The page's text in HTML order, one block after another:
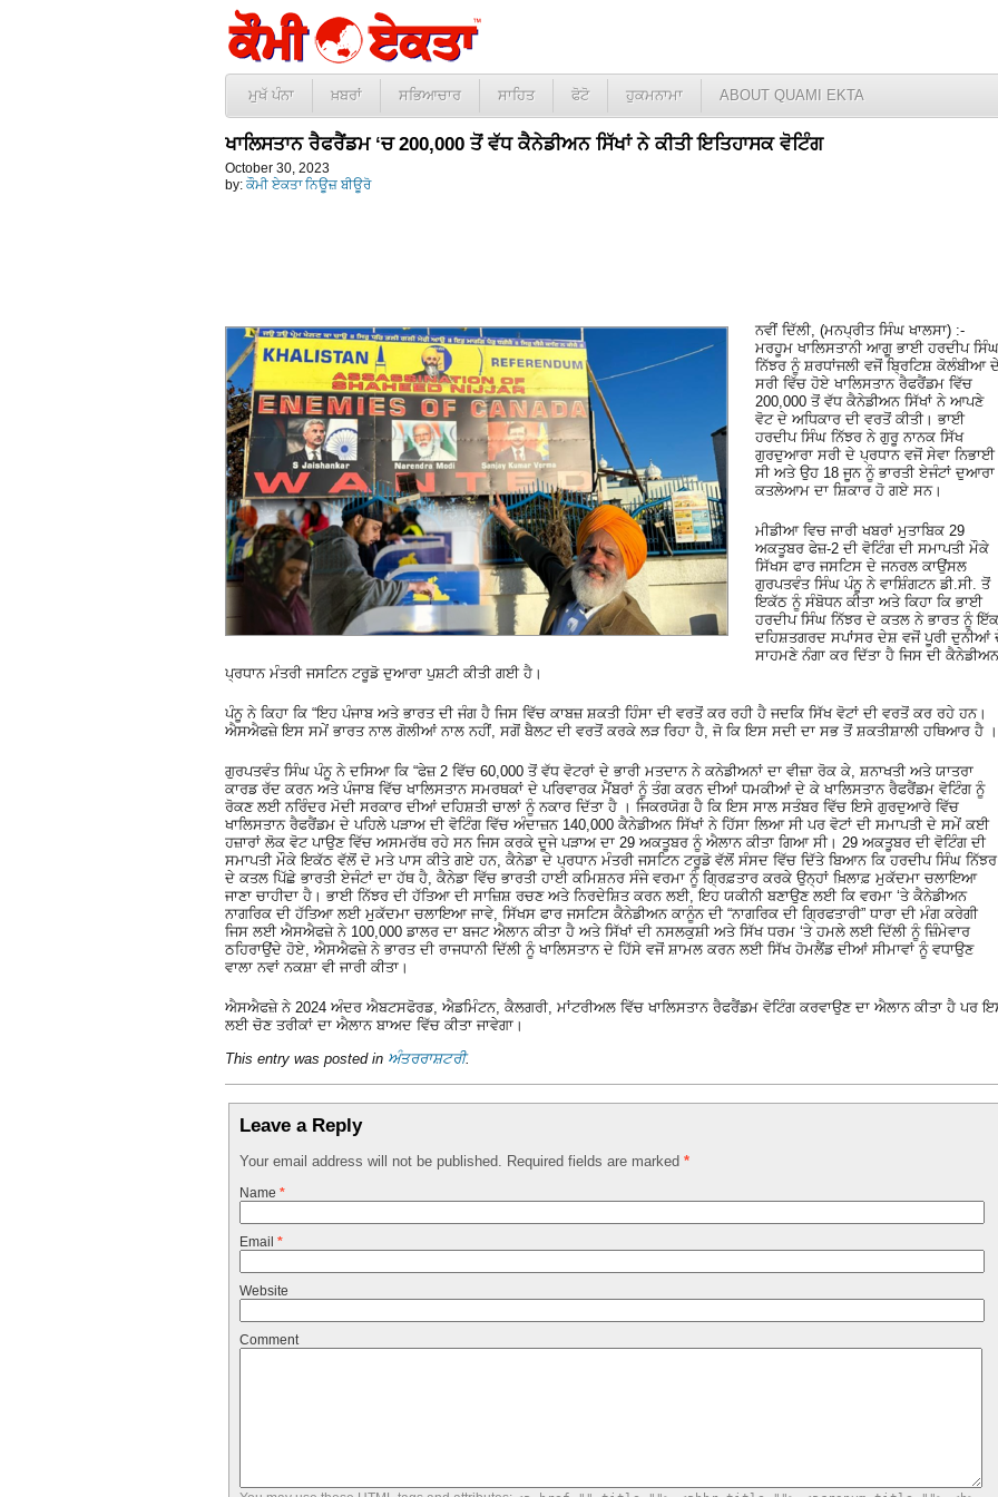
ਮੁਖੱ ਪੰਨਾ ਖ਼ਬਰਾਂ ਸਭਿਆਚਾਰ ਸਾਹਿਤ ਫੋਟੋ ਹੁਕਮਨਾਮਾ ABOUT QUAMI EKTA
ਖਾਲਿਸਤਾਨ ਰੈਫਰੈਂਡਮ ‘ਚ 200,000 ਤੋਂ ਵੱਧ ਕੈਨੇਡੀਅਨ ਸਿੱਖਾਂ ਨੇ ਕੀਤੀ ਇਤਿਹਾਸਕ ਵੋਟਿੰਗ
October 30, 2023
by: ਕੌਮੀ ਏਕਤਾ ਨਿਊਜ਼ ਬੀਊਰੋ
ਨਵੀਂ ਦਿੱਲੀ, (ਮਨਪ੍ਰੀਤ ਸਿੰਘ ਖਾਲਸਾ) :-
ਮਰਹੂਮ ਖਾਲਿਸਤਾਨੀ ਆਗੂ ਭਾਈ ਹਰਦੀਪ ਸਿੰਘ
ਨਿੱਝਰ ਨੂੰ ਸ਼ਰਧਾਂਜਲੀ ਵਜੋਂ ਬ੍ਰਿਟਿਸ਼ ਕੋਲੰਬੀਆ
ਸਰੀ ਵਿੱਚ ਹੋਏ ਖਾਲਿਸਤਾਨ ਰੈਫਰੈਂਡਮ ਵਿੱਚ
200,000 ਤੋਂ ਵੱਧ ਕੈਨੇਡੀਅਨ ਸਿੱਖਾਂ ਨੇ ਆਪਣੇ
ਵੋਟ ਦੇ ਅਧਿਕਾਰ ਦੀ ਵਰਤੋਂ ਕੀਤੀ। ਭਾਈ
ਹਰਦੀਪ ਸਿੰਘ ਨਿੱਝਰ ਨੇ ਗੁਰੂ ਨਾਨਕ ਸਿੱਖ
ਗੁਰਦੁਆਰਾ ਸਰੀ ਦੇ ਪ੍ਰਧਾਨ ਵਜੋਂ ਸੇਵਾ ਨਿਭਾਈ
ਸੀ ਅਤੇ ਉਹ 18 ਜੂਨ ਨੂੰ ਭਾਰਤੀ ਏਜੰਟਾਂ ਦੁਆਰਾ
ਕਤਲੇਆਮ ਦਾ ਸ਼ਿਕਾਰ ਹੋ ਗਏ ਸਨ।
ਮੀਡੀਆ ਵਿਚ ਜਾਰੀ ਖਬਰਾਂ ਮੁਤਾਬਿਕ 29
ਅਕਤੂਬਰ ਫੇਜ਼-2 ਦੀ ਵੋਟਿੰਗ ਦੀ ਸਮਾਪਤੀ ਮੌਕੇ
ਸਿੱਖਸ ਫਾਰ ਜਸਟਿਸ ਦੇ ਜਨਰਲ ਕਾਉਂਸਲ
ਗੁਰਪਤਵੰਤ ਸਿੰਘ ਪੰਨੂ ਨੇ ਵਾਸ਼ਿੰਗਟਨ ਡੀ.ਸੀ. ਤੋਂ
ਇਕੱਠ ਨੂੰ ਸੰਬੋਧਨ ਕੀਤਾ ਅਤੇ ਕਿਹਾ ਕਿ ਭਾਈ
ਹਰਦੀਪ ਸਿੰਘ ਨਿੱਝਰ ਦੇ ਕਤਲ ਨੇ ਭਾਰਤ ਨੂੰ ਇੱਕ
ਦਹਿਸ਼ਤਗਰਦ ਸਪਾਂਸਰ ਦੇਸ਼ ਵਜੋਂ ਪੂਰੀ ਦੁਨੀਆਂ
ਸਾਹਮਣੇ ਨੰਗਾ ਕਰ ਦਿੱਤਾ ਹੈ ਜਿਸ ਦੀ ਕੈਨੇਡੀਅਨ
ਪ੍ਰਧਾਨ ਮੰਤਰੀ ਜਸਟਿਨ ਟਰੂਡੋ ਦੁਆਰਾ ਪੁਸ਼ਟੀ ਕੀਤੀ ਗਈ ਹੈ।
ਪੰਨੂ ਨੇ ਕਿਹਾ ਕਿ “ਇਹ ਪੰਜਾਬ ਅਤੇ ਭਾਰਤ ਦੀ ਜੰਗ ਹੈ ਜਿਸ ਵਿੱਚ ਕਾਬਜ਼ ਸ਼ਕਤੀ ਹਿੰਸਾ ਦੀ ਵਰਤੋਂ ਕਰ ਰਹੀ ਹੈ ਜਦਕਿ ਸਿੱਖ ਵੋਟਾਂ ਦੀ ਵਰਤੋਂ ਕਰ ਰਹੇ ਹਨ।
ਐਸਐਫਜ਼ੇ ਇਸ ਸਮੇਂ ਭਾਰਤ ਨਾਲ ਗੋਲੀਆਂ ਨਾਲ ਨਹੀਂ, ਸਗੋਂ ਬੈਲਟ ਦੀ ਵਰਤੋਂ ਕਰਕੇ ਲੜ ਰਿਹਾ ਹੈ, ਜੋ ਕਿ ਇਸ ਸਦੀ ਦਾ ਸਭ ਤੋਂ ਸ਼ਕਤੀਸ਼ਾਲੀ ਹਥਿਆਰ ਹੈ ।
ਗੁਰਪਤਵੰਤ ਸਿੰਘ ਪੰਨੂ ਨੇ ਦਸਿਆ ਕਿ “ਫੇਜ਼ 2 ਵਿੱਚ 60,000 ਤੋਂ ਵੱਧ ਵੋਟਰਾਂ ਦੇ ਭਾਰੀ ਮਤਦਾਨ ਨੇ ਕਨੇਡੀਅਨਾਂ ਦਾ ਵੀਜ਼ਾ ਰੋਕ ਕੇ, ਸ਼ਨਾਖਤੀ ਅਤੇ ਯਾਤਰਾ
ਕਾਰਡ ਰੱਦ ਕਰਨ ਅਤੇ ਪੰਜਾਬ ਵਿੱਚ ਖਾਲਿਸਤਾਨ ਸਮਰਥਕਾਂ ਦੇ ਪਰਿਵਾਰਕ ਮੈਂਬਰਾਂ ਨੂੰ ਤੰਗ ਕਰਨ ਦੀਆਂ ਧਮਕੀਆਂ ਦੇ ਕੇ ਖਾਲਿਸਤਾਨ ਰੈਫਰੈਂਡਮ ਵੋਟਿੰਗ ਨੂੰ
ਰੋਕਣ ਲਈ ਨਰਿੰਦਰ ਮੋਦੀ ਸਰਕਾਰ ਦੀਆਂ ਦਹਿਸ਼ਤੀ ਚਾਲਾਂ ਨੂੰ ਨਕਾਰ ਦਿੱਤਾ ਹੈ । ਜਿਕਰਯੋਗ ਹੈ ਕਿ ਇਸ ਸਾਲ ਸਤੰਬਰ ਵਿੱਚ ਇਸੇ ਗੁਰਦੁਆਰੇ ਵਿੱਚ
ਖਾਲਿਸਤਾਨ ਰੈਫਰੈਂਡਮ ਦੇ ਪਹਿਲੇ ਪੜਾਅ ਦੀ ਵੋਟਿੰਗ ਵਿੱਚ ਅੰਦਾਜ਼ਨ 140,000 ਕੈਨੇਡੀਅਨ ਸਿੱਖਾਂ ਨੇ ਹਿੱਸਾ ਲਿਆ ਸੀ ਪਰ ਵੋਟਾਂ ਦੀ ਸਮਾਪਤੀ ਦੇ ਸਮੇਂ ਕਈ
ਹਜ਼ਾਰਾਂ ਲੋਕ ਵੋਟ ਪਾਉਣ ਵਿੱਚ ਅਸਮਰੱਥ ਰਹੇ ਸਨ ਜਿਸ ਕਰਕੇ ਦੂਜੇ ਪੜਾਅ ਦਾ 29 ਅਕਤੂਬਰ ਨੂੰ ਐਲਾਨ ਕੀਤਾ ਗਿਆ ਸੀ। 29 ਅਕਤੂਬਰ ਦੀ ਵੋਟਿੰਗ ਦੀ
ਸਮਾਪਤੀ ਮੌਕੇ ਇਕੱਠ ਵੱਲੋਂ ਦੋ ਮਤੇ ਪਾਸ ਕੀਤੇ ਗਏ ਹਨ, ਕੈਨੇਡਾ ਦੇ ਪ੍ਰਧਾਨ ਮੰਤਰੀ ਜਸਟਿਨ ਟਰੂਡੋ ਵੱਲੋਂ ਸੰਸਦ ਵਿੱਚ ਦਿੱਤੇ ਬਿਆਨ ਕਿ ਹਰਦੀਪ ਸਿੰਘ ਨਿੱਝਰ
ਦੇ ਕਤਲ ਪਿੱਛੇ ਭਾਰਤੀ ਏਜੰਟਾਂ ਦਾ ਹੱਥ ਹੈ, ਕੈਨੇਡਾ ਵਿੱਚ ਭਾਰਤੀ ਹਾਈ ਕਮਿਸ਼ਨਰ ਸੰਜੇ ਵਰਮਾ ਨੂੰ ਗ੍ਰਿਫ਼ਤਾਰ ਕਰਕੇ ਉਨ੍ਹਾਂ ਖ਼ਿਲਾਫ਼ ਮੁਕੱਦਮਾ ਚਲਾਇਆ
ਜਾਣਾ ਚਾਹੀਦਾ ਹੈ। ਭਾਈ ਨਿੱਝਰ ਦੀ ਹੱਤਿਆ ਦੀ ਸਾਜ਼ਿਸ਼ ਰਚਣ ਅਤੇ ਨਿਰਦੇਸ਼ਿਤ ਕਰਨ ਲਈ, ਇਹ ਯਕੀਨੀ ਬਣਾਉਣ ਲਈ ਕਿ ਵਰਮਾ ‘ਤੇ ਕੈਨੇਡੀਅਨ
ਨਾਗਰਿਕ ਦੀ ਹੱਤਿਆ ਲਈ ਮੁਕੱਦਮਾ ਚਲਾਇਆ ਜਾਵੇ, ਸਿੱਖਸ ਫਾਰ ਜਸਟਿਸ ਕੈਨੇਡੀਅਨ ਕਾਨੂੰਨ ਦੀ “ਨਾਗਰਿਕ ਦੀ ਗ੍ਰਿਫਤਾਰੀ” ਧਾਰਾ ਦੀ ਮੰਗ ਕਰੇਗੀ
ਜਿਸ ਲਈ ਐਸਐਫਜ਼ੇ ਨੇ 100,000 ਡਾਲਰ ਦਾ ਬਜਟ ਐਲਾਨ ਕੀਤਾ ਹੈ ਅਤੇ ਸਿੱਖਾਂ ਦੀ ਨਸਲਕੁਸ਼ੀ ਅਤੇ ਸਿੱਖ ਧਰਮ ‘ਤੇ ਹਮਲੇ ਲਈ ਦਿੱਲੀ ਨੂੰ ਜ਼ਿੰਮੇਵਾਰ
ਠਹਿਰਾਉਂਦੇ ਹੋਏ, ਐਸਐਫਜ਼ੇ ਨੇ ਭਾਰਤ ਦੀ ਰਾਜਧਾਨੀ ਦਿੱਲੀ ਨੂੰ ਖਾਲਿਸਤਾਨ ਦੇ ਹਿੱਸੇ ਵਜੋਂ ਸ਼ਾਮਲ ਕਰਨ ਲਈ ਸਿੱਖ ਹੋਮਲੈਂਡ ਦੀਆਂ ਸੀਮਾਵਾਂ ਨੂੰ ਵਧਾਉਣ
ਵਾਲਾ ਨਵਾਂ ਨਕਸ਼ਾ ਵੀ ਜਾਰੀ ਕੀਤਾ।
ਐਸਐਫਜ਼ੇ ਨੇ 2024 ਅੰਦਰ ਐਬਟਸਫੋਰਡ, ਐਡਮਿੰਟਨ, ਕੈਲਗਰੀ, ਮਾਂਟਰੀਅਲ ਵਿੱਚ ਖਾਲਿਸਤਾਨ ਰੈਫਰੈਂਡਮ ਵੋਟਿੰਗ ਕਰਵਾਉਣ ਦਾ ਐਲਾਨ ਕੀਤਾ ਹੈ ਪਰ
ਲਈ ਚੋਣ ਤਰੀਕਾਂ ਦਾ ਐਲਾਨ ਬਾਅਦ ਵਿੱਚ ਕੀਤਾ ਜਾਵੇਗਾ।
This entry was posted in ਅੰਤਰਰਾਸ਼ਟਰੀ.
Leave a Reply
Your email address will not be published. Required fields are marked *
Name *
Email *
Website
Comment